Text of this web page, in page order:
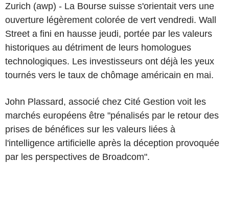
Zurich (awp) - La Bourse suisse s'orientait vers une
ouverture légèrement colorée de vert vendredi. Wall
Street a fini en hausse jeudi, portée par les valeurs
historiques au détriment de leurs homologues
technologiques. Les investisseurs ont déjà les yeux
tournés vers le taux de chômage américain en mai.
John Plassard, associé chez Cité Gestion voit les
marchés européens être "pénalisés par le retour des
prises de bénéfices sur les valeurs liées à
l'intelligence artificielle après la déception provoquée
par les perspectives de Broadcom".